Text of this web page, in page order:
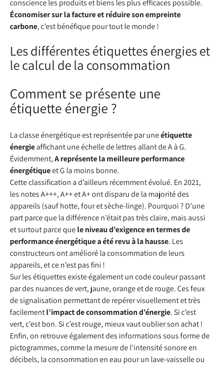
conscience les produits et biens les plus efficaces possible.
Économiser sur la facture et réduire son empreinte
carbone, c’est bénéfique pour tout le monde !
Les différentes étiquettes énergies et
le calcul de la consommation
Comment se présente une
étiquette énergie ?
La classe énergétique est représentée par uneétiquette
énergieaffichant une échelle de lettres allant de A à G.
Évidemment,A représente la meilleure performance
énergétiqueet G la moins bonne.
Cette classification a d’ailleurs récemment évolué. En 2021,
les notes A+++, A++ et A+ ont disparu de la majorité des
appareils (sauf hotte, four et sèche-linge). Pourquoi ? D’une
part parce que la différence n’était pas très claire, mais aussi
et surtout parce quele niveau d’exigence en termes de
performance énergétique a été revu à la hausse. Les
constructeurs ont amélioré la consommation de leurs
appareils, et ce n’est pas fini !
Sur les étiquettes existe également un code couleur passant
par des nuances de vert, jaune, orange et de rouge. Ces feux
de signalisation permettant de repérer visuellement et très
facilementl’impact de consommation d’énergie. Si c’est
vert, c’est bon. Si c’est rouge, mieux vaut oublier son achat !
Enfin, on retrouve également des informations sous forme de
pictogrammes, comme la mesure de l’intensité sonore en
décibels, la consommation en eau pour un lave-vaisselle ou